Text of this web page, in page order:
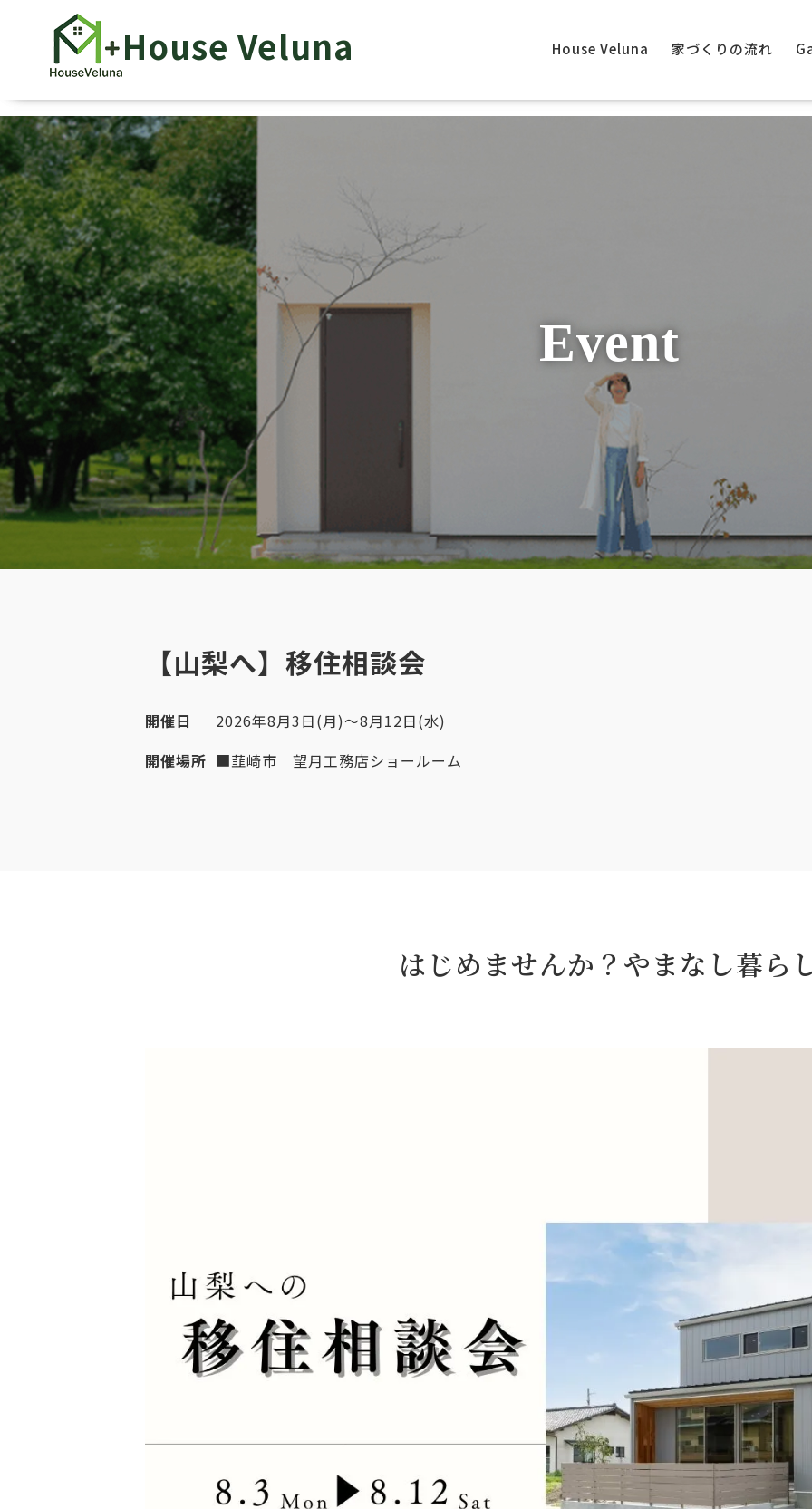
House Veluna House Veluna 家づくりの流れ
Event
【山梨へ】移住相談会
開催日
2026年8月3日(月)～8月12日(水)
開催場所 ■韮崎市 望月工務店ショールーム
はじめませんか？やまなし暮ら